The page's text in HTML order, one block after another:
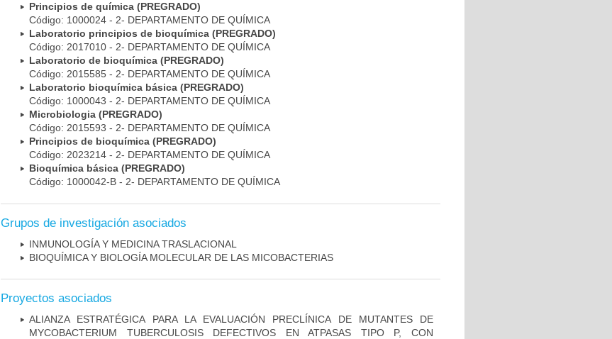
Principios de química (PREGRADO)
Código: 1000024 - 2- DEPARTAMENTO DE QUÍMICA
Laboratorio principios de bioquímica (PREGRADO)
Código: 2017010 - 2- DEPARTAMENTO DE QUÍMICA
Laboratorio de bioquímica (PREGRADO)
Código: 2015585 - 2- DEPARTAMENTO DE QUÍMICA
Laboratorio bioquímica básica (PREGRADO)
Código: 1000043 - 2- DEPARTAMENTO DE QUÍMICA
Microbiologia (PREGRADO)
Código: 2015593 - 2- DEPARTAMENTO DE QUÍMICA
Principios de bioquímica (PREGRADO)
Código: 2023214 - 2- DEPARTAMENTO DE QUÍMICA
Bioquímica básica (PREGRADO)
Código: 1000042-B - 2- DEPARTAMENTO DE QUÍMICA
Grupos de investigación asociados
INMUNOLOGÍA Y MEDICINA TRASLACIONAL
BIOQUÍMICA Y BIOLOGÍA MOLECULAR DE LAS MICOBACTERIAS
Proyectos asociados
ALIANZA ESTRATÉGICA PARA LA EVALUACIÓN PRECLÍNICA DE MUTANTES DE
MYCOBACTERIUM TUBERCULOSIS DEFECTIVOS EN ATPASAS TIPO P, CON